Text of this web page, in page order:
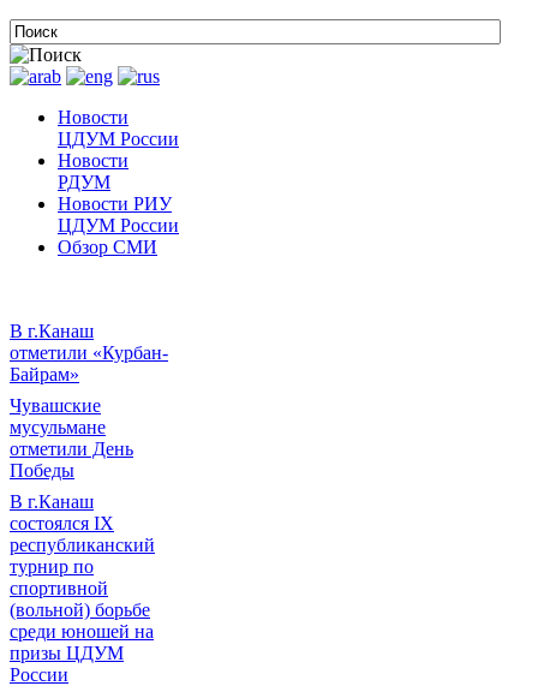
Новости
ЦДУМ России
Новости
РДУМ
Новости РИУ
ЦДУМ России
Обзор СМИ
В г.Канаш
отметили «Курбан-
Байрам»
Чувашские
мусульмане
отметили День
Победы
В г.Канаш
состоялся IX
республиканский
турнир по
спортивной
(вольной) борьбе
среди юношей на
призы ЦДУМ
России